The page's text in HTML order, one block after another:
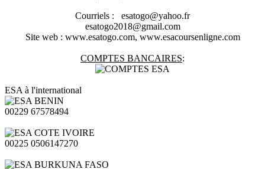
Courriels : esatogo@yahoo.fr
esatogo2018@gmail.com
Site web : www.esatogo.com, www.esacoursenligne.com
COMPTES BANCAIRES:
ESA à l'international
00229 67578494
00225 0506147270